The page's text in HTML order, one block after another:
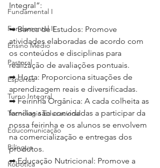
Fundamental I
Fundamental II
Ensino Médio
Pastoral
Esportes
Turno Integral
Tecnologia Educacional
Educomunicação
Bilíngue
Robótica
Integral”:
➡ Banca de Estudos: Promove
atividades elaboradas de acordo com
os conteúdos e disciplinas para
realização de avaliações pontuais.
➡ Horta: Proporciona situações de
aprendizagem reais e diversificadas.
➡ Feirinha Orgânica: A cada colheita as
famílias são convidadas a participar da
nossa feirinha e os alunos se envolvem
na comercialização e entregas dos
produtos.
➡ Educação Nutricional: Promove a